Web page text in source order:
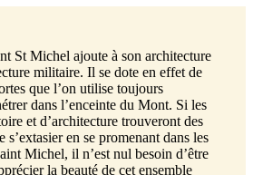
St Michel ajoute à son architecture
militaire. Il se dote en effet de
que l’on utilise toujours
dans l’enceinte du Mont. Si les
et d’architecture trouveront des
s’extasier en se promenant dans les
Michel, il n’est nul besoin d’être
la beauté de cet ensemble